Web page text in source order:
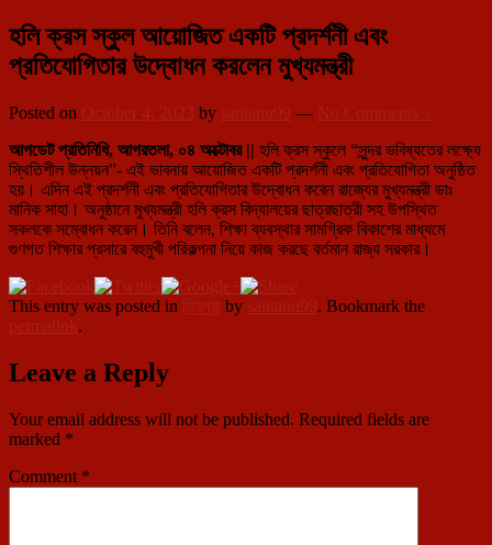
হলি ক্রস স্কুল আয়োজিত একটি প্রদর্শনী এবং
প্রতিযোগিতার উদ্বোধন করলেন মুখ্যমন্ত্রী
Posted on October 4, 2023 by santanu99 — No Comments ↓
আপডেট প্রতিনিধি, আগরতলা, ০৪ অক্টোবর || হলি ক্রস স্কুলে “সুন্দর ভবিষ্যতের লক্ষ্যে
স্থিতিশীল উন্নয়ন”- এই ভাবনায় আয়োজিত একটি প্রদর্শনী এবং প্রতিযোগিতা অনুষ্ঠিত
হয়। এদিন এই প্রদর্শনী এবং প্রতিযোগিতার উদ্বোধন করেন রাজ্যের মুখ্যমন্ত্রী ডাঃ
মানিক সাহা। অনুষ্ঠানে মুখ্যমন্ত্রী হলি ক্রস বিদ্যালয়ের ছাত্রছাত্রী সহ উপস্থিত
সকলকে সম্বোধন করেন। তিনি বলেন, শিক্ষা ব্যবস্থার সামগ্রিক বিকাশের মাধ্যমে
গুণগত শিক্ষার প্রসারে বহুমুখী পরিকল্পনা নিয়ে কাজ করছে বর্তমান রাজ্য সরকার।
This entry was posted in ত্রিপুরা by santanu99. Bookmark the
permalink.
Leave a Reply
Your email address will not be published. Required fields are
marked *
Comment *